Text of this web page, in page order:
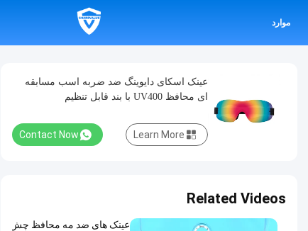
موارد
عینک اسکای دایوینگ ضد ضربه اسب مسابقه
ای محافظ UV400 با بند قابل تنظیم
Contact Now Learn More
Related Videos
عینک های ضد مه محافظ چش